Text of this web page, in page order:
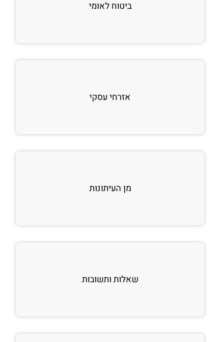
ביטוח לאומי
אזרחי עסקי
מן העיתונות
שאלות ותשובות